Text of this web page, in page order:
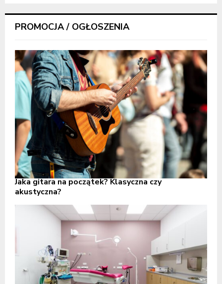
PROMOCJA / OGŁOSZENIA
Jaka gitara na początek? Klasyczna czy
akustyczna?